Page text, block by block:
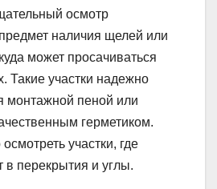
осмотр
наличия щелей или
может просачиваться
Такие участки надежно
монтажной пеной или
герметиком.
участки, где
в перекрытия и углы.